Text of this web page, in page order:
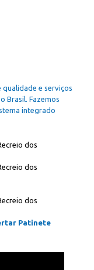
e serviços
Brasil. Fazemos
integrado
Patinete